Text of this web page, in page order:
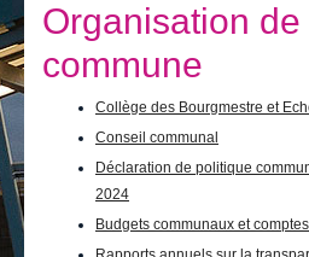
Publications
Actualités
E-guichet / Prendre RDV
Organisation de
commune
Collège des Bourgmestre et
Conseil communal
Déclaration de politique
2024
Budgets communaux et